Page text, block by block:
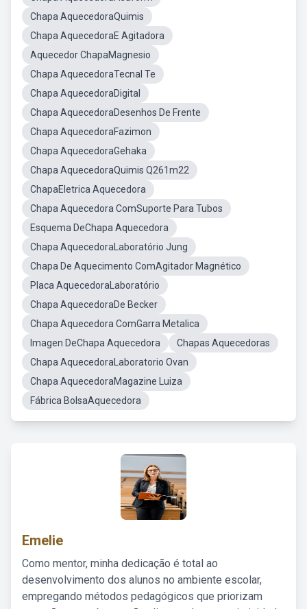
Chapa AquecedoraQuimis
Chapa AquecedoraE Agitadora
Aquecedor ChapaMagnesio
Chapa AquecedoraTecnal Te
Chapa AquecedoraDigital
Chapa AquecedoraDesenhos De Frente
Chapa AquecedoraFazimon
Chapa AquecedoraGehaka
Chapa AquecedoraQuimis Q261m22
ChapaEletrica Aquecedora
Chapa Aquecedora ComSuporte Para Tubos
Esquema DeChapa Aquecedora
Chapa AquecedoraLaboratório Jung
Chapa De Aquecimento ComAgitador Magnético
Placa AquecedoraLaboratório
Chapa AquecedoraDe Becker
Chapa Aquecedora ComGarra Metalica
Imagen DeChapa Aquecedora
Chapas Aquecedoras
Chapa AquecedoraLaboratorio Ovan
Chapa AquecedoraMagazine Luiza
Fábrica BolsaAquecedora
Emelie
Como mentor, minha dedicação é total ao
desenvolvimento dos alunos no ambiente escolar,
empregando métodos pedagógicos que priorizam